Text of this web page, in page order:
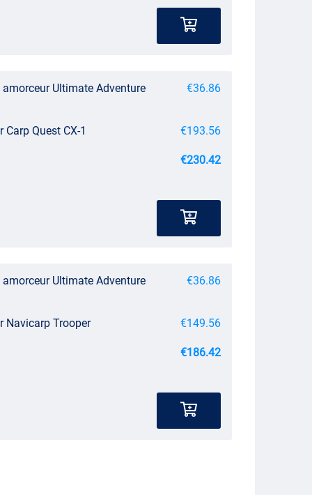
Ultimate Adventure
€36.86
Quest CX-1 €193.56
€230.42
Ultimate Adventure
€36.86
Navicarp Trooper €149.56
€186.42